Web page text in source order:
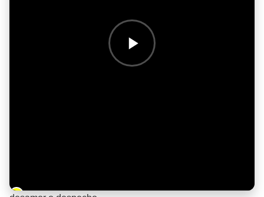
Barra de progreso de la reproducción